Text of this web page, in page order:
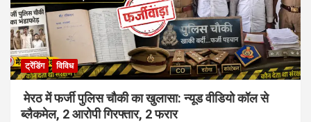
ट्रेंडिंग विविध
मेरठ में फर्जी पुलिस चौकी का खुलासा: न्यूड वीडियो कॉल से
ब्लैकमेल, 2 आरोपी गिरफ्तार, 2 फरार